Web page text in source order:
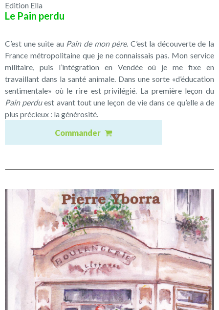
Edition Ella
Le Pain perdu
C’est une suite au Pain de mon père. C’est la découverte de la
France métropolitaine que je ne connaissais pas. Mon service
militaire, puis l’intégration en Vendée où je me fixe en
travaillant dans la santé animale. Dans une sorte «d’éducation
sentimentale» où le rire est privilégié. La première leçon du
Pain perduest avant tout une leçon de vie dans ce qu’elle a de
plus précieux : la générosité.
Commander